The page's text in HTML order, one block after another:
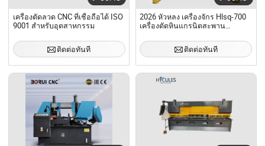
เครื่องตัดลวด CNC ที่เชื่อถือได้ ISO
9001 สำหรับอุตสาหกรรม
ติดต่อทันที
2026 หัวหลง เครื่องจักร Hlsq-700
เครื่องตัดหินแกรนิตสะพาน
ติดต่อทันที